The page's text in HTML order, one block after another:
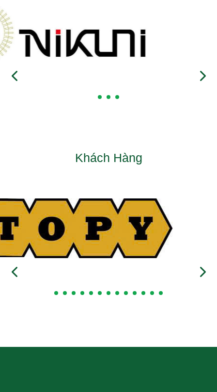
Khách Hàng